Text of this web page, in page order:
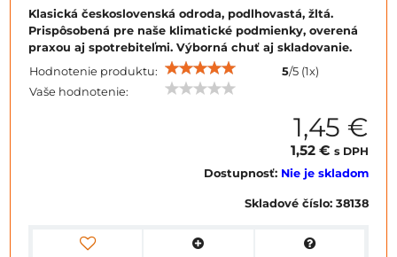
Klasická československá odroda, podlhovastá, žltá.
Prispôsobená pre naše klimatické podmienky, overená
praxou aj spotrebiteľmi. Výborná chuť aj skladovanie.
Hodnotenie produktu:
5/5 (1x)
Vaše hodnotenie:
1,45 €
1,52 € s DPH
Dostupnosť: Nie je skladom
Skladové číslo: 38138